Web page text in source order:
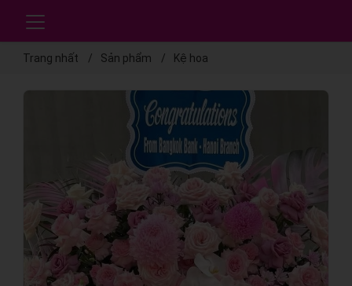
Trang nhất Sản phẩm Kệ hoa